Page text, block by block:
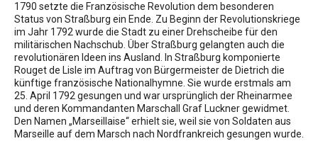
1790 setzte die Französische Revolution dem besonderen
Status von Straßburg ein Ende. Zu Beginn der Revolutionskriege
im Jahr 1792 wurde die Stadt zu einer Drehscheibe für den
militärischen Nachschub. Über Straßburg gelangten auch die
revolutionären Ideen ins Ausland. In Straßburg komponierte
Rouget de Lisle im Auftrag von Bürgermeister de Dietrich die
künftige französische Nationalhymne. Sie wurde erstmals am
25. April 1792 gesungen und war ursprünglich der Rheinarmee
und deren Kommandanten Marschall Graf Luckner gewidmet.
Den Namen „Marseillaise“ erhielt sie, weil sie von Soldaten aus
Marseille auf dem Marsch nach Nordfrankreich gesungen wurde.